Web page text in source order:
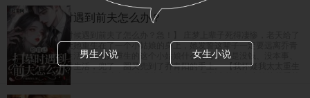
给自己扫墓时遇到前夫怎么办？
【给自己上坟的时候遇到前夫了怎么办？急！】 庄梦上辈子死得凄惨，老天给了
她重开的机会，让她重生在了一个小姑娘的身上，她发誓这辈子一定要远离乔青
阳，奔向美好新生活，偏偏她重生的这个小姑娘什么都好，就是没钱、没本事、
没学历，她为了讨生活，兜了一圈又兜到了乔青阳的手上。 【我怀疑我太太重生
了怎么办？急！】 乔青阳是个坚定的唯物主义者，但是新来的这个小姑娘越看越
像是庄梦死后换的新马甲，难道是老天爷看他死了老婆这么可怜，又把他老婆送
男生小说 女生小说